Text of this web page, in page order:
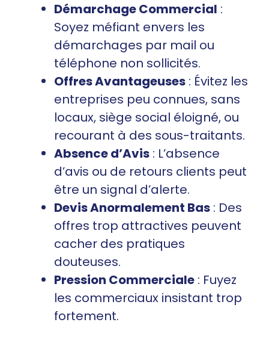
Démarchage Commercial :
Soyez méfiant envers les
démarchages par mail ou
téléphone non sollicités.
Offres Avantageuses : Évitez les
entreprises peu connues, sans
locaux, siège social éloigné, ou
recourant à des sous-traitants.
Absence d’Avis : L’absence
d’avis ou de retours clients peut
être un signal d’alerte.
Devis Anormalement Bas : Des
offres trop attractives peuvent
cacher des pratiques
douteuses.
Pression Commerciale : Fuyez
les commerciaux insistant trop
fortement.